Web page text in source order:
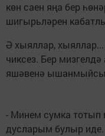
көн саен яңа бер
шигырьләрен
Ә хыяллар,
чиксез. Бер
яшәвенә
- Минем сумка тотып
дусларым булыр